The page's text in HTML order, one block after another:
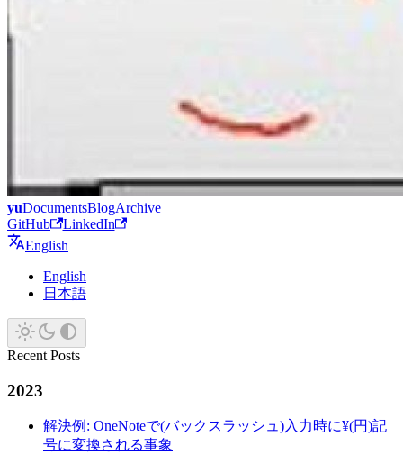
yuDocumentsBlogArchive
GitHub
LinkedIn
English
English
日本語
Recent Posts
2023
解決例: OneNoteで(バックスラッシュ)入力時に¥(円)記
号に変換される事象